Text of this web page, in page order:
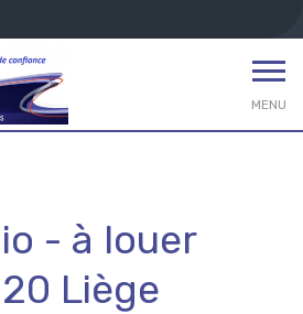
MENU
- à louer
Liège